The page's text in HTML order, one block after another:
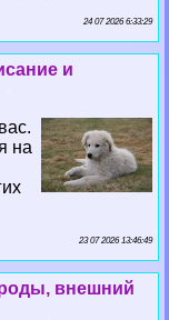
24 07 2026 6:33:29
и
на
23 07 2026 13:46:49
внешний